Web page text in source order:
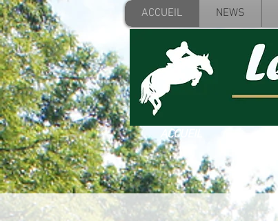
ACCUEIL NEWS
ACCUEIL